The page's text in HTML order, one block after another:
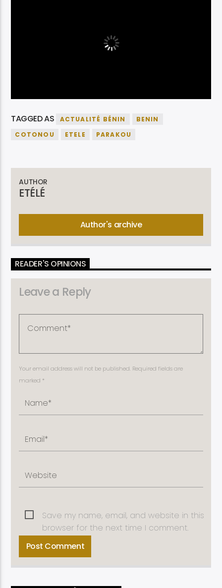
TAGGED AS ACTUALITÉ BÉNIN
BENIN
COTONOU
ETELE PARAKOU
AUTHOR
ETÉLÉ
Author's archive
READER'S OPINIONS
Leave a Reply
Your email address will not be published. Required fields are
marked *
Save my name, email, and website in this
browser for the next time I comment.